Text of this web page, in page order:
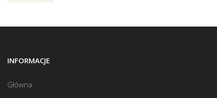
INFORMACJE
Główna